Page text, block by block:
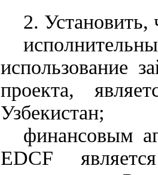
2. Установить,
использование
проекта,
Узбекистан;
финансовым
EDCF